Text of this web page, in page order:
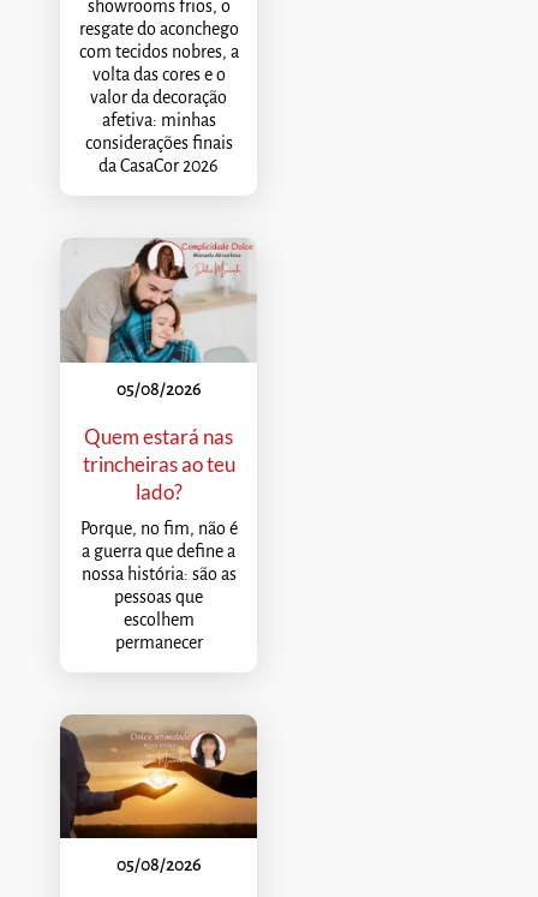
showrooms frios, o
resgate do aconchego
com tecidos nobres, a
volta das cores e o
valor da decoração
afetiva: minhas
considerações finais
da CasaCor 2026
05/08/2026
Quem estará nas
trincheiras ao teu
lado?
Porque, no fim, não é
a guerra que define a
nossa história: são as
pessoas que
escolhem
permanecer
05/08/2026